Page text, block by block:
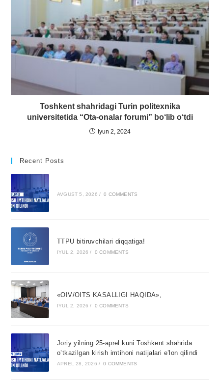
Toshkent shahridagi Turin politexnika
universitetida “Ota-onalar forumi” bo‘lib o‘tdi
Iyun 2, 2024
Recent Posts
AVGUST 5, 2026 / 0 COMMENTS
TTPU bitiruvchilari diqqatiga!
IYUL 2, 2026 / 0 COMMENTS
«OIV/OITS KASALLIGI HAQIDA»,
IYUL 2, 2026 / 0 COMMENTS
Joriy yilning 25-aprel kuni Toshkent shahrida
o’tkazilgan kirish imtihoni natijalari e’lon qilindi
APREL 28, 2026 / 0 COMMENTS